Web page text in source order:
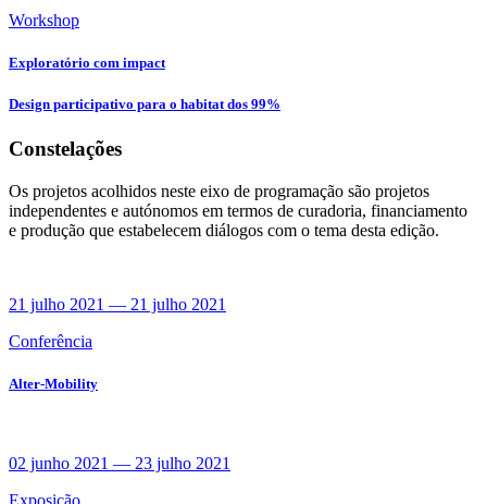
Workshop
Exploratório com impact
Design participativo para o habitat dos 99%
Constelações
Os projetos acolhidos neste eixo de programação são projetos
independentes e autónomos em termos de curadoria, financiamento
e produção que estabelecem diálogos com o tema desta edição.
21 julho 2021 — 21 julho 2021
Conferência
Alter-Mobility
02 junho 2021 — 23 julho 2021
Exposição